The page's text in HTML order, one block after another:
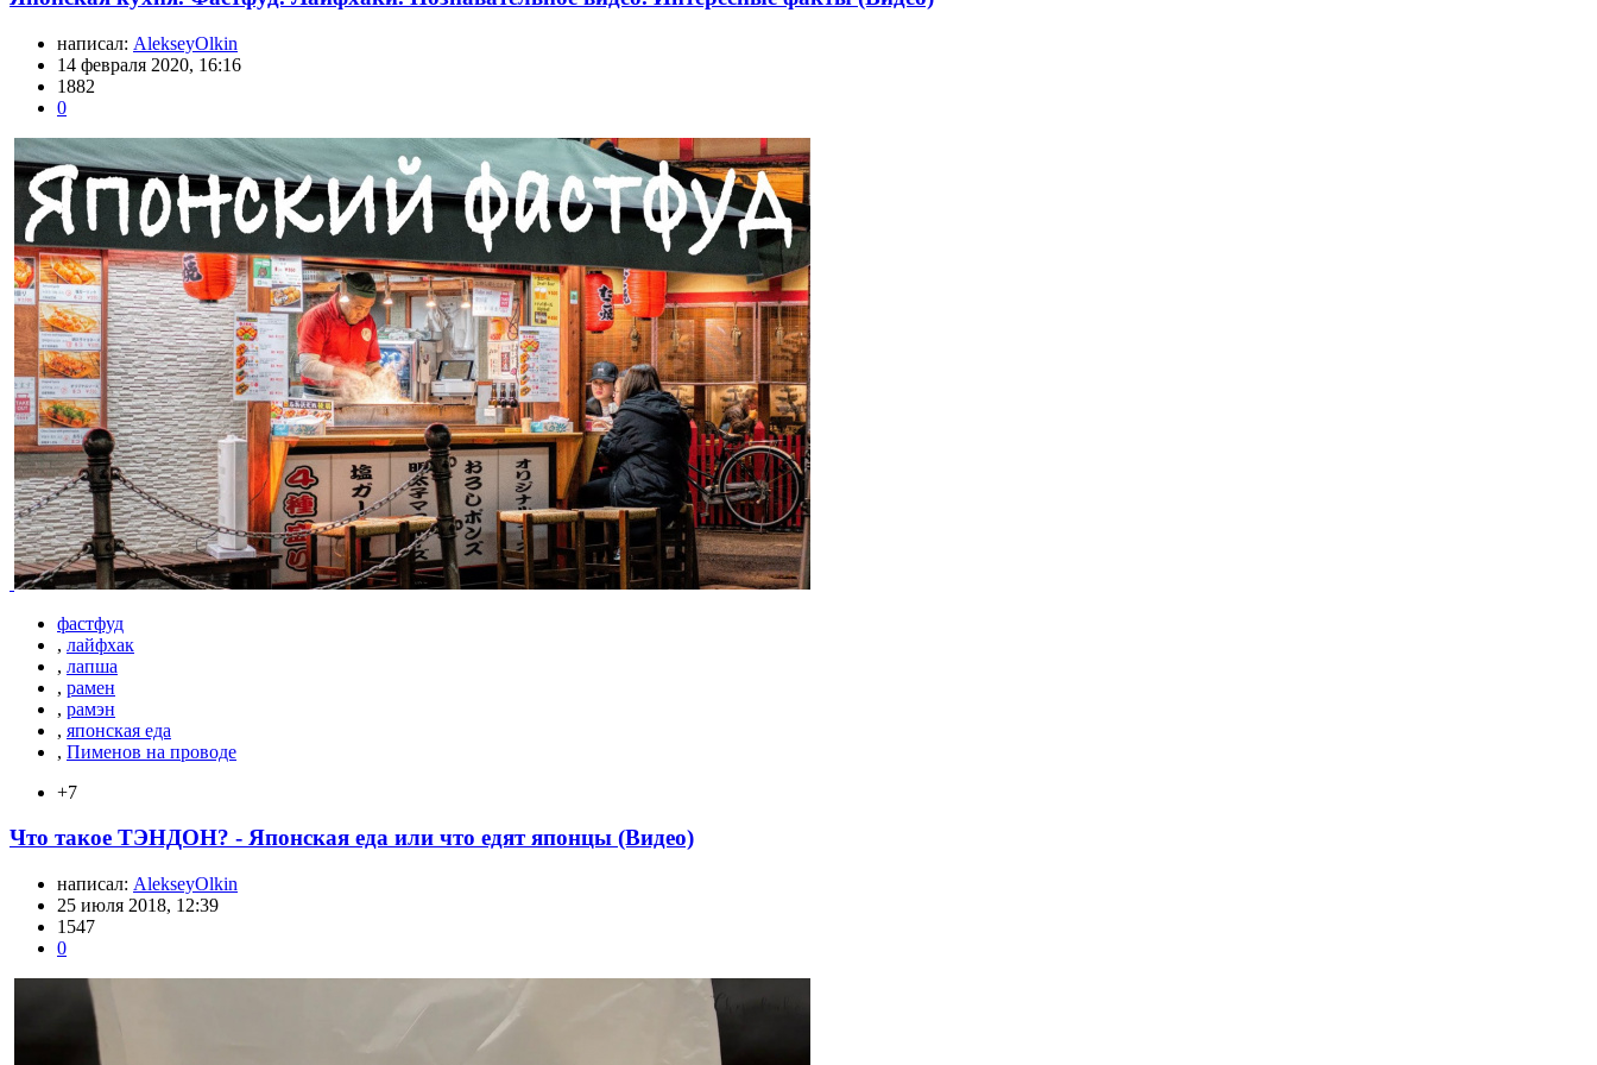
написал: AlekseyOlkin
14 февраля 2020, 16:16
1882
0
фастфуд
, лайфхак
, лапша
, рамен
, рамэн
, японская еда
, Пименов на проводе
+7
Что такое ТЭНДОН? - Японская еда или что едят японцы (Видео)
написал: AlekseyOlkin
25 июля 2018, 12:39
1547
0